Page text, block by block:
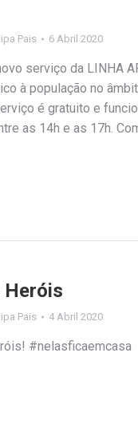
Pais 6 Abril 2020
serviço da LINHA
à população no
é gratuito e
as 14h e as 17h.
Heróis
Pais 4 Abril 2020
#nelasficaemcasa